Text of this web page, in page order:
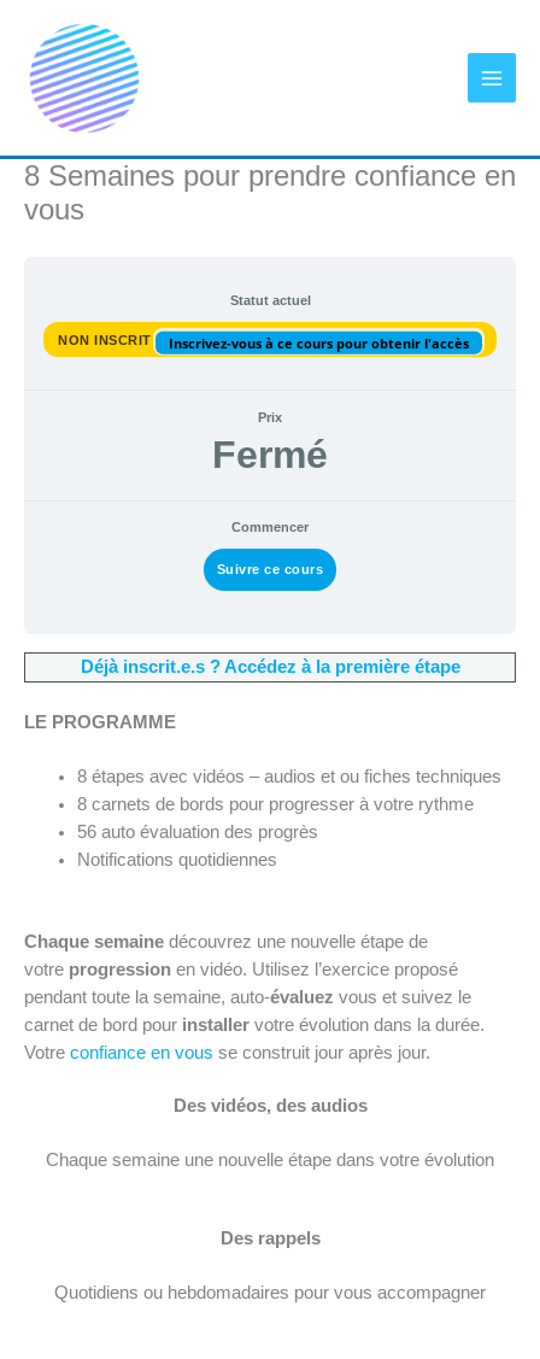
contenu
8 Semaines pour prendre confiance en
vous
Statut actuel
NON INSCRIT Inscrivez-vous à ce cours pour obtenir l'accès
Prix
Fermé
Commencer
Suivre ce cours
Déjà inscrit.e.s ? Accédez à la première étape
LE PROGRAMME
8 étapes avec vidéos – audios et ou fiches techniques
8 carnets de bords pour progresser à votre rythme
56 auto évaluation des progrès
Notifications quotidiennes
Chaque semaine découvrez une nouvelle étape de
votre progression en vidéo. Utilisez l’exercice proposé
pendant toute la semaine, auto-évaluez vous et suivez le
carnet de bord pour installer votre évolution dans la durée.
Votre confiance en vous se construit jour après jour.
Des vidéos, des audios
Chaque semaine une nouvelle étape dans votre évolution
Des rappels
Quotidiens ou hebdomadaires pour vous accompagner